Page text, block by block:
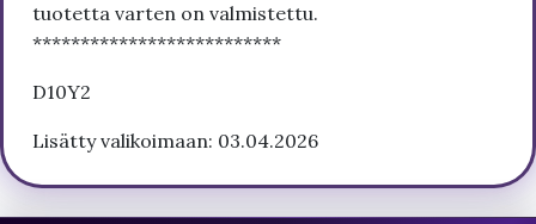
tuotetta varten on valmistettu.
**************************
D10Y2
Lisätty valikoimaan: 03.04.2026